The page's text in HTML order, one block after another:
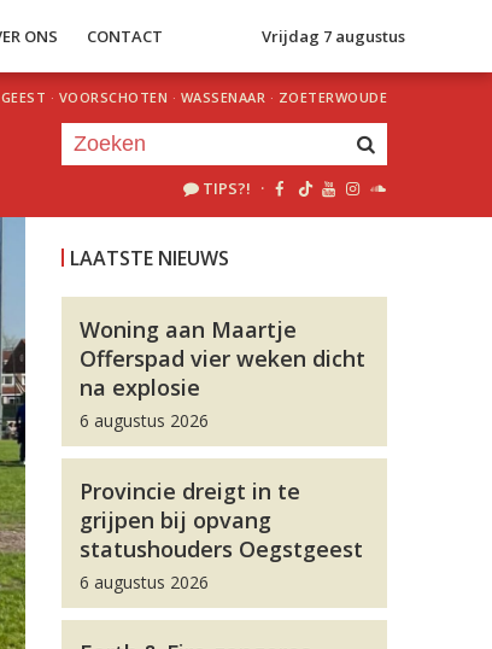
ONS CONTACT Vrijdag 7 augustus
· VOORSCHOTEN · WASSENAAR · ZOETERWOUDE
TIPS?! ·
LAATSTE NIEUWS
Woning aan Maartje
Offerspad vier weken dicht
na explosie
6 augustus 2026
Provincie dreigt in te
grijpen bij opvang
statushouders Oegstgeest
6 augustus 2026